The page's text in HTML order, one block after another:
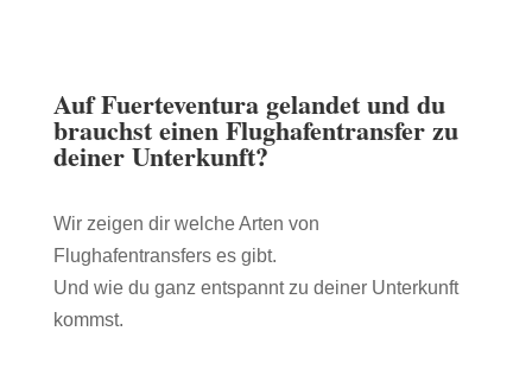
Auf Fuerteventura gelandet und du
brauchst einen Flughafentransfer zu
deiner Unterkunft?
Wir zeigen dir welche Arten von
Flughafentransfers es gibt.
Und wie du ganz entspannt zu deiner Unterkunft
kommst.